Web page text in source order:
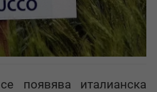
появява италианска